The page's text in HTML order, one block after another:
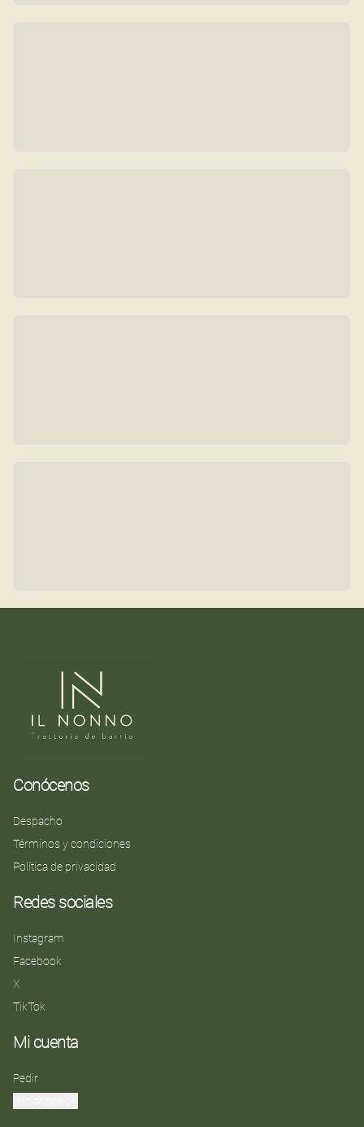
Conócenos
Despacho
Términos y condiciones
Política de privacidad
Redes sociales
Instagram
Facebook
X
TikTok
Mi cuenta
Pedir